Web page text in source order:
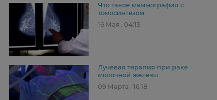
Что такое маммография с
томосинтезом
16 Мая , 04:13
Лучевая терапия при раке
молочной железы
09 Марта , 16:18